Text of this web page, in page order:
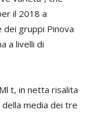
il 2018 a
dei gruppi Pinova
a livelli di
t, in netta risalita
media dei tre